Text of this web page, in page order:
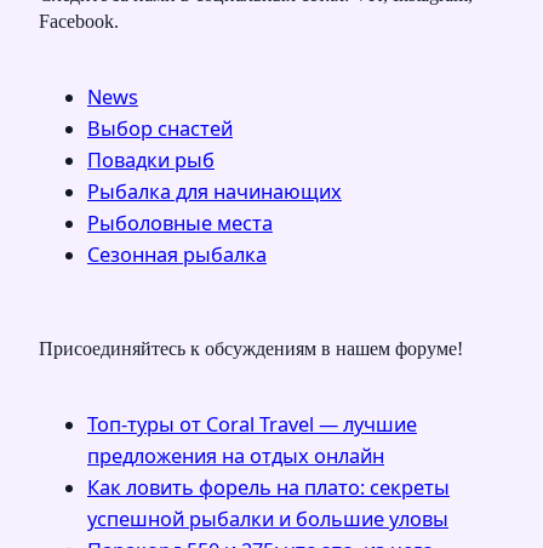
Facebook.
News
Выбор снастей
Повадки рыб
Рыбалка для начинающих
Рыболовные места
Сезонная рыбалка
Присоединяйтесь к обсуждениям в нашем форуме!
Топ-туры от Coral Travel — лучшие
предложения на отдых онлайн
Как ловить форель на плато: секреты
успешной рыбалки и большие уловы